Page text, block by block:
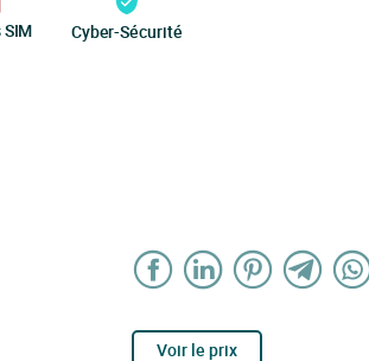
Cyber-Sécurité
Voir le prix